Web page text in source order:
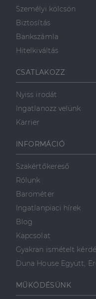
Személyi kölcsön
Biztosítás
Bankszámla
Hitelkiváltás
CSATLAKOZZ
Nyiss irodát
Ingatlanozz velünk
Karrier
INFORMÁCIÓ
Szakértőkereső
Rólunk
Barométer
Ingatlanpiaci hírek
Blog
Kapcsolat
Gyakran ismételt
Duna House Együtt,
MŰKÖDÉSÜNK